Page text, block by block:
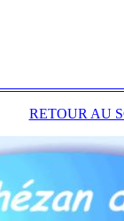
RETOUR AU